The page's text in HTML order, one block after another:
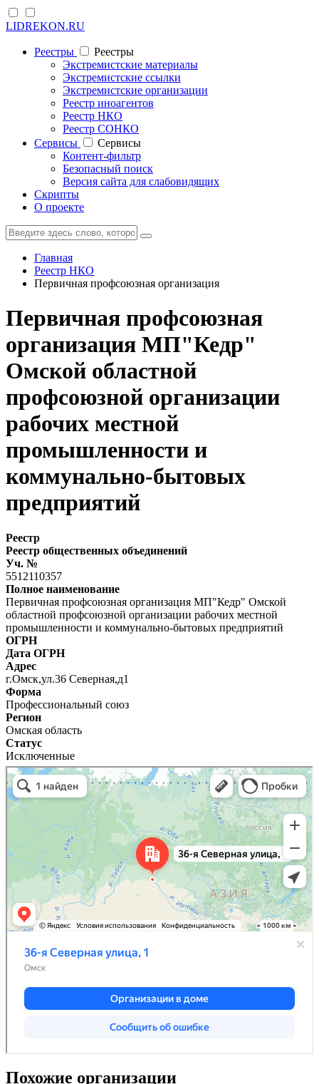
LIDREKON.RU
Реестры
Реестры
Экстремистские материалы
Экстремистские ссылки
Экстремистские организации
Реестр иноагентов
Реестр НКО
Реестр СОНКО
Cервисы
Cервисы
Контент-фильтр
Безопасный поиск
Версия сайта для слабовидящих
Скрипты
О проекте
Главная
Реестр НКО
Первичная профсоюзная организация
Первичная профсоюзная
организация МП"Кедр"
Омской областной
профсоюзной организации
рабочих местной
промышленности и
коммунально-бытовых
предприятий
Реестр
Реестр общественных объединений
Уч. №
5512110357
Полное наименование
Первичная профсоюзная организация МП"Кедр" Омской
областной профсоюзной организации рабочих местной
промышленности и коммунально-бытовых предприятий
ОГРН
Дата ОГРН
Адрес
г.Омск,ул.36 Северная,д1
Форма
Профессиональный союз
Регион
Омская область
Статус
Исключенные
Похожие организации